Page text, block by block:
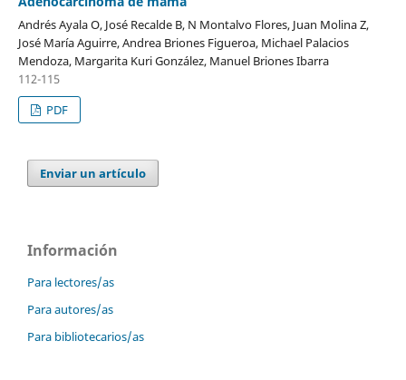
Andrés Ayala O, José Recalde B, N Montalvo Flores, Juan Molina Z,
José María Aguirre, Andrea Briones Figueroa, Michael Palacios
Mendoza, Margarita Kuri González, Manuel Briones Ibarra
112-115
PDF
Enviar un artículo
Información
Para lectores/as
Para autores/as
Para bibliotecarios/as